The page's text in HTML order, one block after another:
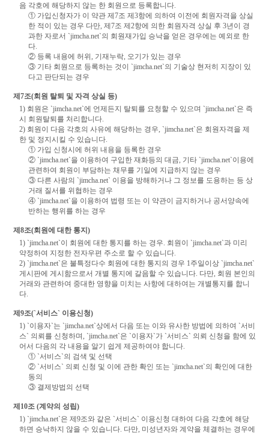
음 각호에 해당하지 않는 한 회원으로 등록합니다.
① 가입신청자가 이 약관 제7조 제3항에 의하여 이전에 회원자격을 상실
한 적이 있는 경우 다만, 제7조 제2항에 의한 회원자격 상실 후 3년이 경
과한 자로서 `jimcha.net`의 회원재가입 승낙을 얻은 경우에는 예외로 한
다.
② 등록 내용에 허위, 기재누락, 오기가 있는 경우
③ 기타 회원으로 등록하는 것이 `jimcha.net`의 기술상 현저히 지장이 있
다고 판단되는 경우
제7조(회원 탈퇴 및 자격 상실 등)
1) 회원은 `jimcha.net`에 언제든지 탈퇴를 요청할 수 있으며 `jimcha.net`은 즉
시 회원탈퇴를 처리합니다.
2) 회원이 다음 각호의 사유에 해당하는 경우, `jimcha.net`은 회원자격을 제
한 및 정지시킬 수 있습니다.
① 가입 신청시에 허위 내용을 등록한 경우
② `jimcha.net`을 이용하여 구입한 재화등의 대금, 기타 `jimcha.net`이용에
관련하여 회원이 부담하는 채무를 기일에 지급하지 않는 경우
③ 다른 사람의 `jimcha.net` 이용을 방해하거나 그 정보를 도용하는 등 상
거래 질서를 위협하는 경우
④ `jimcha.net`을 이용하여 법령 또는 이 약관이 금지하거나 공서양속에
반하는 행위를 하는 경우
제8조(회원에 대한 통지)
1) `jimcha.net`이 회원에 대한 통지를 하는 경우. 회원이 `jimcha.net`과 미리
약정하여 지정한 전자우편 주소로 할 수 있습니다.
2) `jimcha.net`은 불특정다수 회원에 대한 통지의 경우 1주일이상 `jimcha.net`
게시판에 게시함으로서 개별 통지에 갈음할 수 있습니다. 다만, 회원 본인의
거래와 관련하여 중대한 영향을 미치는 사항에 대하여는 개별통지를 합니
다.
제9조(`서비스` 이용신청)
1) `이용자`는 `jimcha.net`상에서 다음 또는 이와 유사한 방법에 의하여 `서비
스` 의뢰를 신청하며, `jimcha.net`은 `이용자`가 `서비스` 의뢰 신청을 함에 있
어서 다음의 각 내용을 알기 쉽게 제공하여야 합니다.
① `서비스`의 검색 및 선택
② `서비스` 의뢰 신청 및 이에 관한 확인 또는 `jimcha.net`의 확인에 대한
동의
③ 결제방법의 선택
제10조 (계약의 성립)
1) `jimcha.net`은 제9조와 같은 `서비스` 이용신청 대하여 다음 각호에 해당
하면 승낙하지 않을 수 있습니다. 다만, 미성년자와 계약을 체결하는 경우에